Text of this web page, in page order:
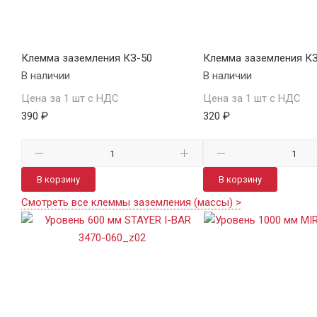
Клемма заземления КЗ-50
В наличии
Цена за 1 шт с НДС
390 ₽
В корзину
Клемма заземления
В наличии
Цена за 1 шт с НДС
320 ₽
В корзину
Смотреть все клеммы заземления (массы) >